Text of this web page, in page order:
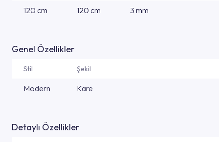
120 cm 120 cm 3 mm
Genel Özellikler
Stil Şekil
Modern Kare
Detaylı Özellikler